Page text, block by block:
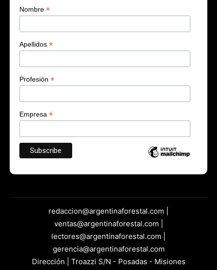
Nombre *
Apellidos *
Profesión *
Empresa *
redaccion@argentinaforestal.com |
ventas@argentinaforestal.com |
lectores@argentinaforestal.com |
gerencia@argentinaforestal.com
Dirección | Troazzi S/N - Posadas - Misiones